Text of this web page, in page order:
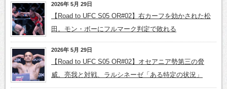
2026年 5月 29日
【Road to UFC S05 OR#02】右カーフを効かされた松
田。モン・ボーにフルマーク判定で敗れる
2026年 5月 29日
【Road to UFC S05 OR#02】オセアニア勢第三の脅
威。亮我と対戦、ラルシネーゼ「ある特定の状況」